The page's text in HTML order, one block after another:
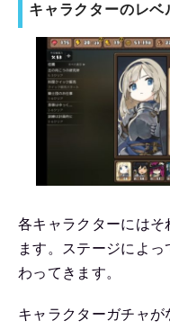
キャラクターのレベ
各キャラクターにはそ
ます。ステージによ
わってきます。
キャラクターガチャ